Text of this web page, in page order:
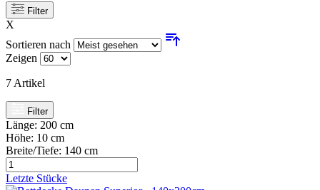
Filter
X
Sortieren nach
Zeigen
7 Artikel
Filter
Länge: 200 cm
Höhe: 10 cm
Breite/Tiefe: 140 cm
Letzte Stücke